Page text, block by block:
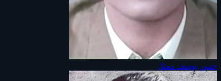
حسن يوسف ممثل